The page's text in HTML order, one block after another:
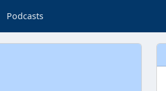
Podcasts